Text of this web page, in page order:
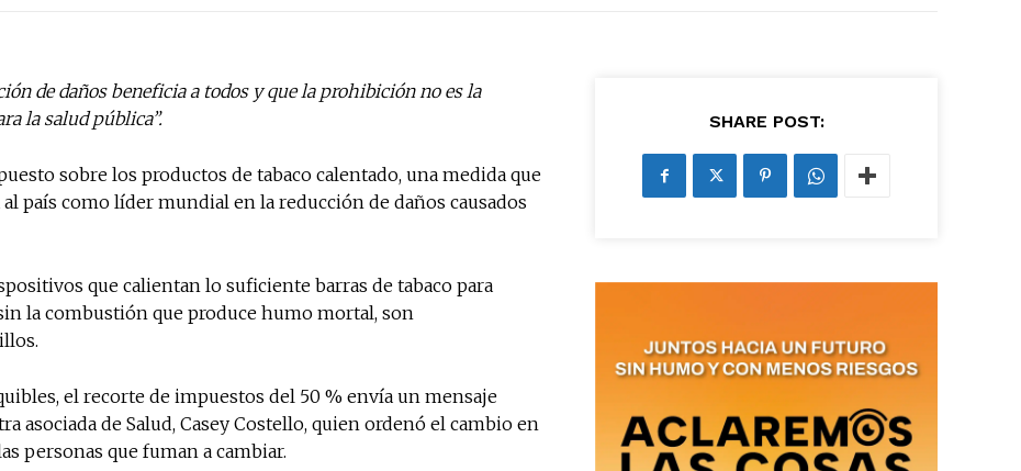
Suscríbete a nuestro boletín diario y recibe todas las
noticias del vapeo y la reducción de daños en tu correo
de daños beneficia a todos y que la prohibición no es la
la salud pública”.
sobre los productos de tabaco calentado, una medida que
país como líder mundial en la reducción de daños causados
que calientan lo suficiente barras de tabaco para
la combustión que produce humo mortal, son
el recorte de impuestos del 50 % envía un mensaje
asociada de Salud, Casey Costello, quien ordenó el cambio en
personas que fuman a cambiar.
SHARE POST: